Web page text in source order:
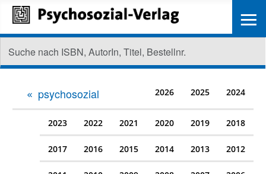
psychosozial 2026 2025 2024
2023 2022 2021 2020 2019 2018
2017 2016 2015 2014 2013 2012
≡